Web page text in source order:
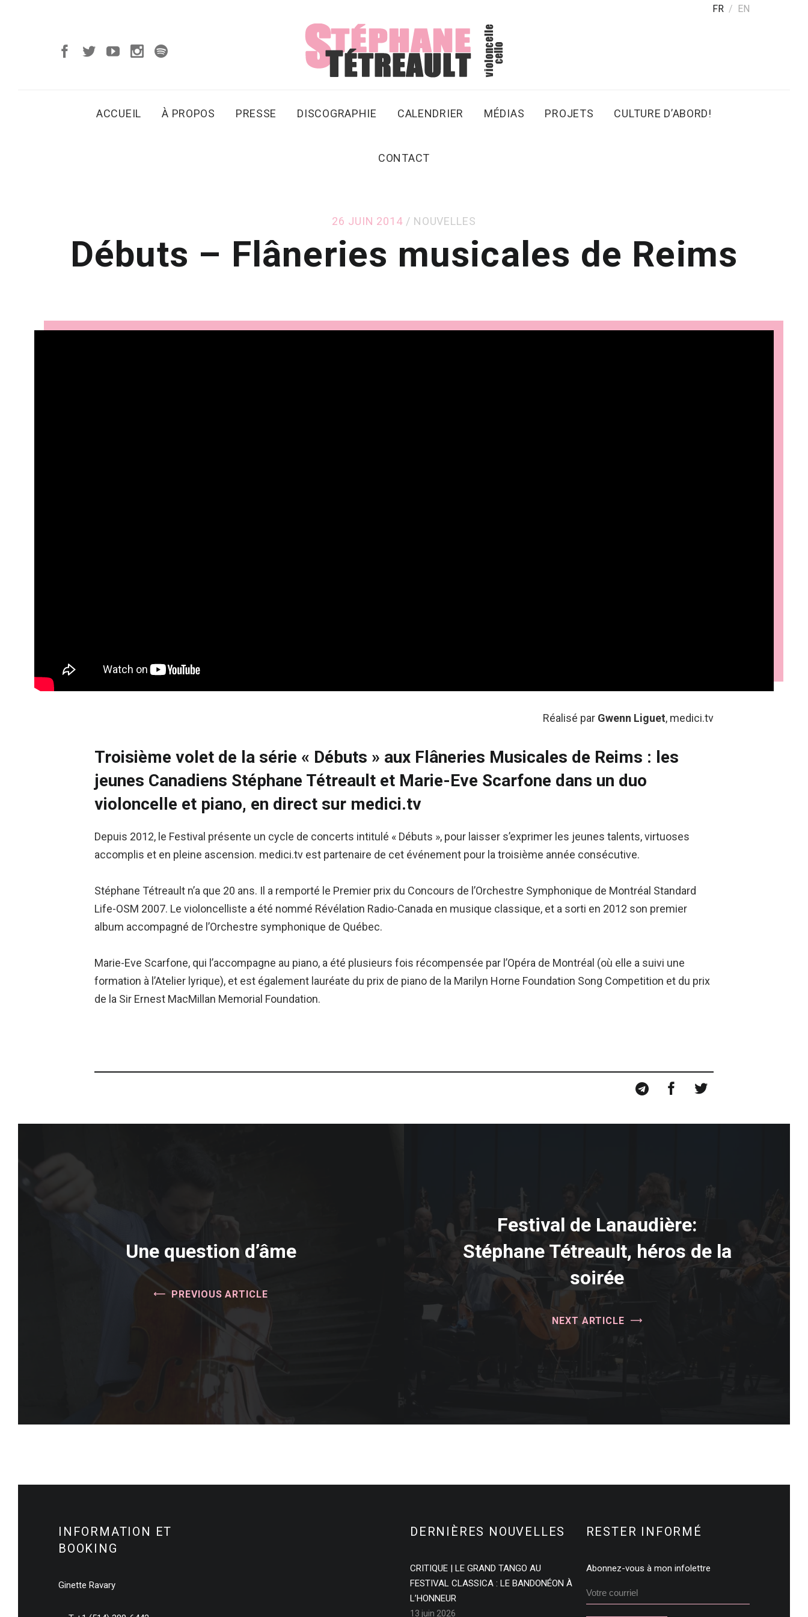
FR EN
ACCUEIL À PROPOS PRESSE DISCOGRAPHIE CALENDRIER MÉDIAS PROJETS CULTURE D’ABORD!
CONTACT
26 JUIN 2014 NOUVELLES
Débuts – Flâneries musicales de Reims
Réalisé par Gwenn Liguet, medici.tv
Troisième volet de la série « Débuts » aux Flâneries Musicales de Reims : les
jeunes Canadiens Stéphane Tétreault et Marie-Eve Scarfone dans un duo
violoncelle et piano, en direct sur medici.tv
Depuis 2012, le Festival présente un cycle de concerts intitulé « Débuts », pour laisser s’exprimer les jeunes talents, virtuoses
accomplis et en pleine ascension. medici.tv est partenaire de cet événement pour la troisième année consécutive.
Stéphane Tétreault n’a que 20 ans. Il a remporté le Premier prix du Concours de l’Orchestre Symphonique de Montréal Standard
Life-OSM 2007. Le violoncelliste a été nommé Révélation Radio-Canada en musique classique, et a sorti en 2012 son premier
album accompagné de l’Orchestre symphonique de Québec.
Marie-Eve Scarfone, qui l’accompagne au piano, a été plusieurs fois récompensée par l’Opéra de Montréal (où elle a suivi une
formation à l’Atelier lyrique), et est également lauréate du prix de piano de la Marilyn Horne Foundation Song Competition et du prix
de la Sir Ernest MacMillan Memorial Foundation.
Une question d’âme
PREVIOUS ARTICLE
Festival de Lanaudière:
Stéphane Tétreault, héros de la
soirée
NEXT ARTICLE
INFORMATION ET
BOOKING
Ginette Ravary
DERNIÈRES NOUVELLES
CRITIQUE | LE GRAND TANGO AU
FESTIVAL CLASSICA : LE BANDONÉON À
L’HONNEUR
13 juin 2026
RESTER INFORMÉ
Abonnez-vous à mon infolettre